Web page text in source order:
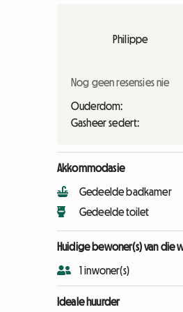
Philippe
Nog geen resensies nie
Ouderdom:
Gasheer sedert:
Akkommodasie
Gedeelde badkamer
Gedeelde toilet
Huidige bewoner(s) van die
1 inwoner(s)
Ideale huurder